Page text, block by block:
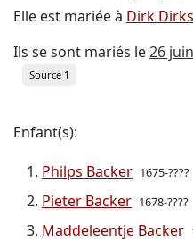
Elle est mariée à Dirk
Ils se sont mariés le26
Source 1
Enfant(s):
Philps Backer 1675-????
Pieter Backer 1678-????
Maddeleentje Backer